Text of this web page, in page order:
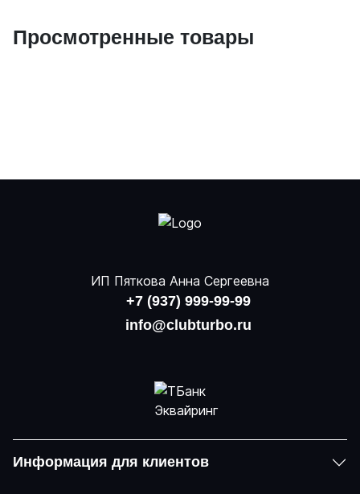
Просмотренные товары
ИП Пяткова Анна Сергеевна
+7 (937) 999-99-99
info@clubturbo.ru
Информация для клиентов